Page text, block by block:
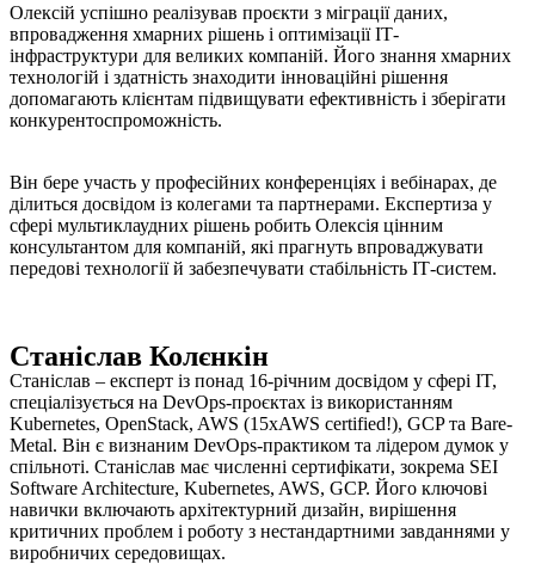
Олексій успішно реалізував проєкти з міграції даних,
впровадження хмарних рішень і оптимізації ІТ-
інфраструктури для великих компаній. Його знання хмарних
технологій і здатність знаходити інноваційні рішення
допомагають клієнтам підвищувати ефективність і зберігати
конкурентоспроможність.
Він бере участь у професійних конференціях і вебінарах, де
ділиться досвідом із колегами та партнерами. Експертиза у
сфері мультиклаудних рішень робить Олексія цінним
консультантом для компаній, які прагнуть впроваджувати
передові технології й забезпечувати стабільність ІТ-систем.
Станіслав Колєнкін
Станіслав – експерт із понад 16-річним досвідом у сфері IT,
спеціалізується на DevOps-проєктах із використанням
Kubernetes, OpenStack, AWS (15xAWS certified!), GCP та Bare-
Metal. Він є визнаним DevOps-практиком та лідером думок у
спільноті. Станіслав має численні сертифікати, зокрема SEI
Software Architecture, Kubernetes, AWS, GCP. Його ключові
навички включають архітектурний дизайн, вирішення
критичних проблем і роботу з нестандартними завданнями у
виробничих середовищах.